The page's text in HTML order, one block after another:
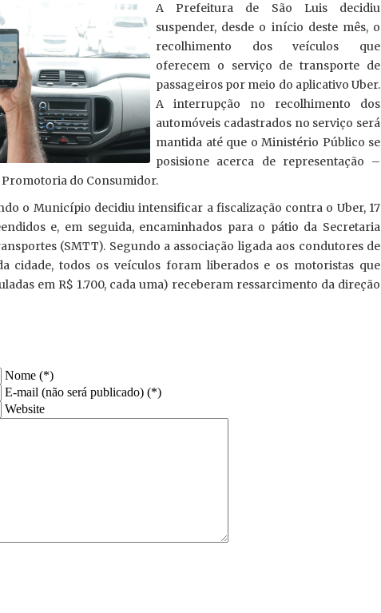
A Prefeitura de São Luis decidiu
suspender, desde o início deste mês, o
recolhimento dos veículos que
oferecem o serviço de transporte de
passageiros por meio do aplicativo Uber.
A interrupção no recolhimento dos
automóveis cadastrados no serviço será
mantida até que o Ministério Público se
posisione acerca de representação –
Promotoria do Consumidor.
o Município decidiu intensificar a fiscalização contra o Uber, 17
e, em seguida, encaminhados para o pátio da Secretaria
(SMTT). Segundo a associação ligada aos condutores de
cidade, todos os veículos foram liberados e os motoristas que
em R$ 1.700, cada uma) receberam ressarcimento da direção
Nome (*)
E-mail (não será publicado) (*)
Website